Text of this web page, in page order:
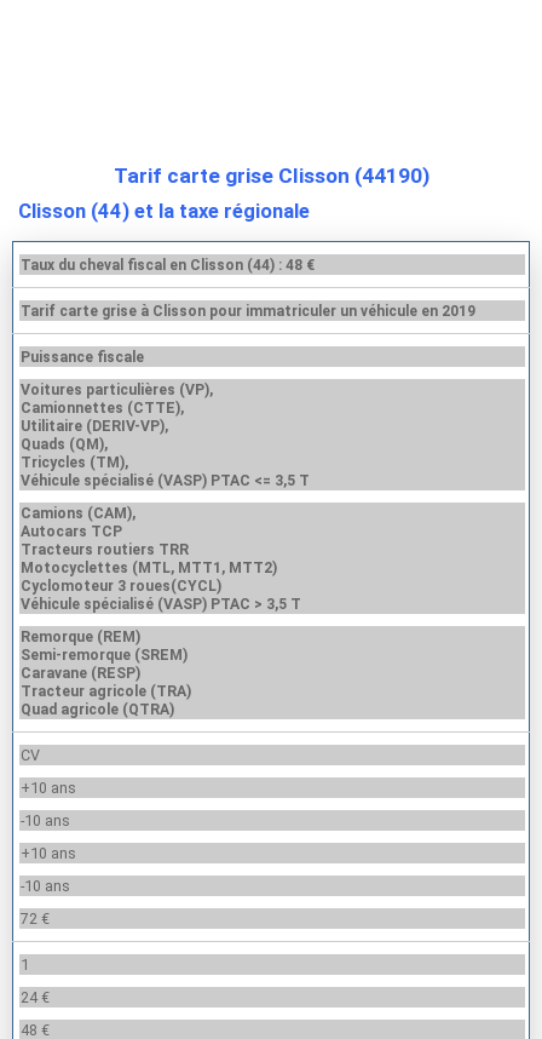
Tarif carte grise Clisson (44190)
Clisson (44) et la taxe régionale
Taux du cheval fiscal en Clisson (44) : 48 €
Tarif carte grise à Clisson pour immatriculer un véhicule en 2019
Puissance fiscale
Voitures particulières (VP),
Camionnettes (CTTE),
Utilitaire (DERIV-VP),
Quads (QM),
Tricycles (TM),
Véhicule spécialisé (VASP) PTAC <= 3,5 T
Camions (CAM),
Autocars TCP
Tracteurs routiers TRR
Motocyclettes (MTL, MTT1, MTT2)
Cyclomoteur 3 roues(CYCL)
Véhicule spécialisé (VASP) PTAC > 3,5 T
Remorque (REM)
Semi-remorque (SREM)
Caravane (RESP)
Tracteur agricole (TRA)
Quad agricole (QTRA)
CV
+10 ans
-10 ans
+10 ans
-10 ans
72 €
1
24 €
48 €